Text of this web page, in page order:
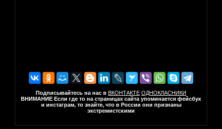
Подписывайтесь на нас в ВКОНТАКТЕ ОДНОКЛАСНИКИ
ВНИМАНИЕ Если где то на страницах сайта упоминается фейсбук
и инстаграм, то знайте, что в России они признаны
экстремистскими